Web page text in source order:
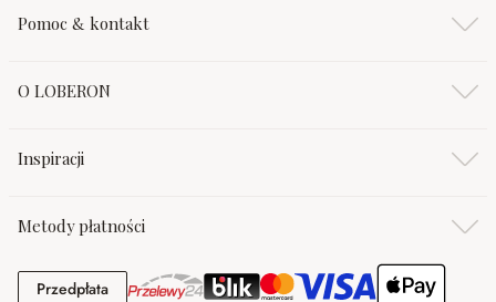
Pomoc & kontakt
O LOBERON
Inspiracji
Metody płatności
PrzedpłataPrzedpłata